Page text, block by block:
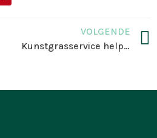
VOLGENDE
Kunstgrasservice helpt buitenklas basisschool